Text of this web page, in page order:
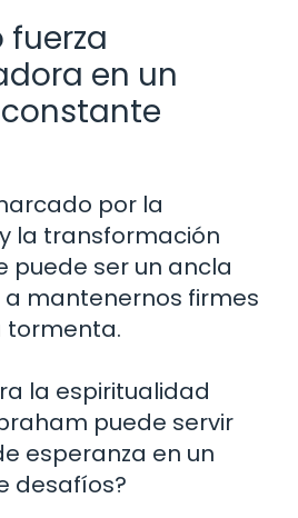
fuerza
en un
por la
la transformación
puede ser un ancla
a mantenernos firmes
tormenta.
la espiritualidad
puede servir
esperanza en un
desafíos?